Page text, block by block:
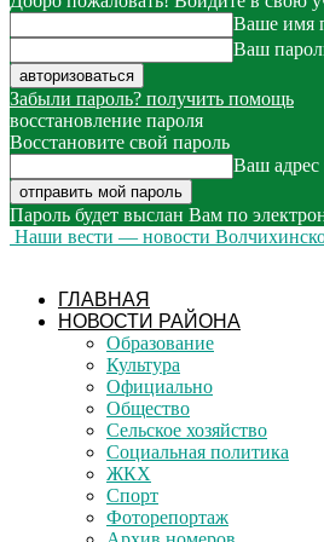
Ваше имя
Ваш
Забыли пароль? получить помощь
восстановление пароля
Восстановите свой пароль
Ваш адрес
Пароль будет выслан Вам по
Наши вести — новости
ГЛАВНАЯ
НОВОСТИ РАЙОНА
Образование
Культура
Официально
Общество
Сельское хозяйство
Социальная политика
ЖКХ
Спорт
Фоторепортаж